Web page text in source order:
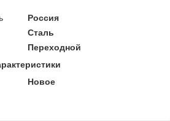
Россия
Сталь
Переходной
Новое